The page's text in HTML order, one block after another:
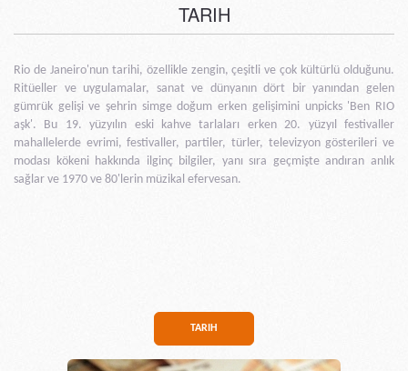
TARIH
Rio de Janeiro'nun tarihi, özellikle zengin, çeşitli ve çok kültürlü olduğunu.
Ritüeller ve uygulamalar, sanat ve dünyanın dört bir yanından gelen
gümrük gelişi ve şehrin simge doğum erken gelişimini unpicks 'Ben RIO
aşk'. Bu 19. yüzyılın eski kahve tarlaları erken 20. yüzyıl festivaller
mahallelerde evrimi, festivaller, partiler, türler, televizyon gösterileri ve
modası kökeni hakkında ilginç bilgiler, yanı sıra geçmişte andıran anlık
sağlar ve 1970 ve 80'lerin müzikal efervesan.
TARIH